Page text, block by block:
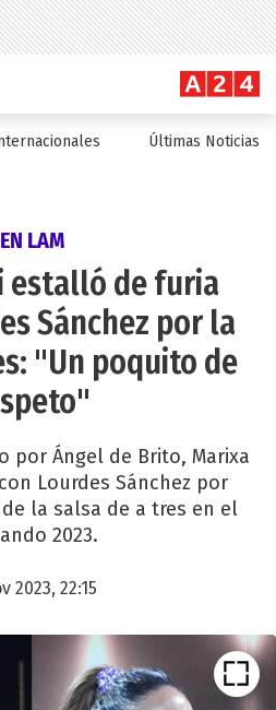
Últimas Noticias
EN LAM
estalló de furia
Sánchez por la
"Un poquito de
por Ángel de Brito, Marixa
Lourdes Sánchez por
la salsa de a tres en el
2023.
2023, 22:15